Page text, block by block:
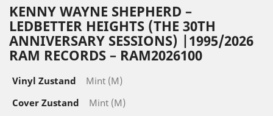
KENNY WAYNE SHEPHERD –
LEDBETTER HEIGHTS (THE 30TH
ANNIVERSARY SESSIONS) |1995/2026
RAM RECORDS – RAM2026100
Vinyl Zustand
Mint (M)
Cover Zustand
Mint (M)